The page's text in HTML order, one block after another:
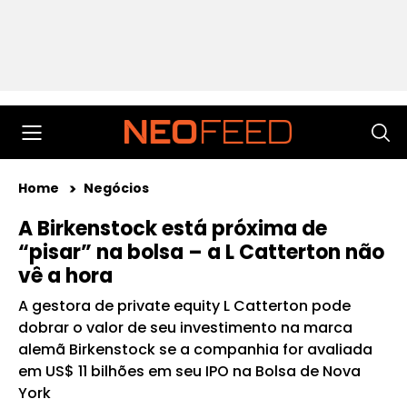
Home Negócios
A Birkenstock está próxima de
“pisar” na bolsa – a L Catterton não
vê a hora
A gestora de private equity L Catterton pode
dobrar o valor de seu investimento na marca
alemã Birkenstock se a companhia for avaliada
em US$ 11 bilhões em seu IPO na Bolsa de Nova
York